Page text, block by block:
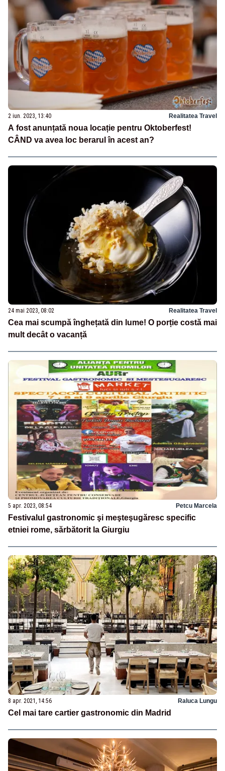
2 iun. 2023, 13:40 Realitatea Travel
A fost anunțată noua locație pentru Oktoberfest!
CÂND va avea loc berarul în acest an?
24 mai 2023, 08:02 Realitatea Travel
Cea mai scumpă înghețată din lume! O porție costă mai
mult decât o vacanță
5 apr. 2023, 08:54 Petcu Marcela
Festivalul gastronomic şi meşteşugăresc specific
etniei rome, sărbătorit la Giurgiu
8 apr. 2021, 14:56 Raluca Lungu
Cel mai tare cartier gastronomic din Madrid